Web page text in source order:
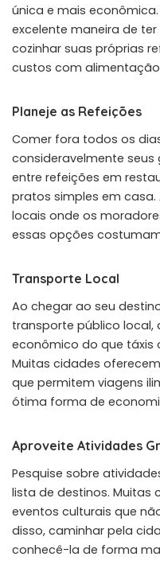
única e mais econômica.
excelente maneira de
cozinhar suas próprias
custos com
Planeje as Refeições
Comer fora todos os
consideravelmente seus
entre refeições em
pratos simples em casa.
locais onde os
essas opções
Transporte Local
Ao chegar ao seu
transporte público local,
econômico do que táxis
Muitas cidades
que permitem viagens
ótima forma de
Aproveite Atividades
Pesquise sobre
lista de destinos. Muitas
eventos culturais que
disso, caminhar pela
conhecê-la de forma